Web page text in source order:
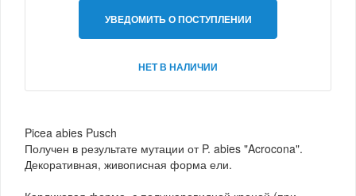
УВЕДОМИТЬ О ПОСТУПЛЕНИИ
НЕТ В НАЛИЧИИ
Picea abies Pusch
Получен в результате мутации от P. abies "Acrocona".
Декоративная, живописная форма ели.